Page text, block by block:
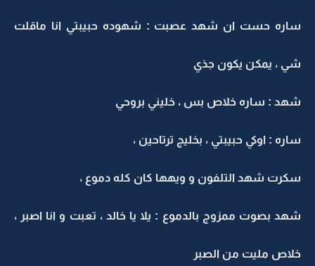
ساره حست ان شهد عصبت : شهوده حبيبتي انا ماقلت
شي ، يمكن يكون جذي
شهد : ساره خلاص بس ، خليني بروحي
ساره : اوكي حبيبتي ، بخليج ترتاحين ،
سكرت شهد التلفون و ويهها كان كله دموع ،
شهد بصوت ممزوج بالدموع : يلا يا خالد ، تعبت و انا اصبر ،
خلاص مليت من الصبر